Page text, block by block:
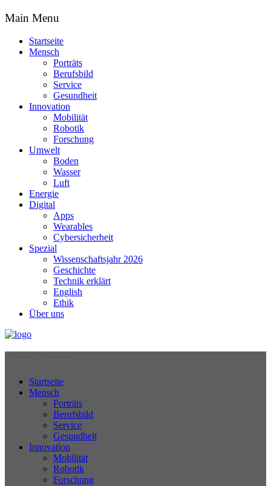
Main Menu
Startseite
Mensch
Porträts
Berufsbild
Service
Gesundheit
Innovation
Mobilität
Robotik
Forschung
Umwelt
Boden
Wasser
Luft
Energie
Digital
Apps
Wearables
Cybersicherheit
Spezial
Wissenschaftsjahr 2026
Geschichte
Technik erklärt
English
Ethik
Über uns
Startseite
Mensch
Porträts
Berufsbild
Service
Gesundheit
Innovation
Mobilität
Robotik
Forschung